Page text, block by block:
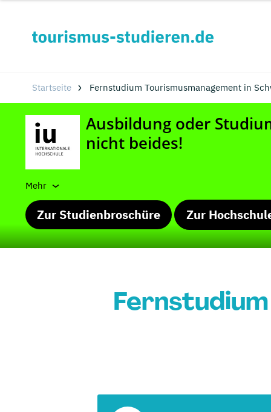
Startseite Fernstudium Tourismusmanagement in
Mehr
Zur Studienbroschüre Zur